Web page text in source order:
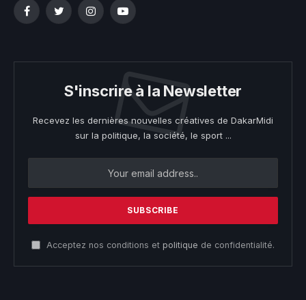
FacebookTwitterInstagramYouTube
S'inscrire à la Newsletter
Recevez les dernières nouvelles créatives de DakarMidi
sur la politique, la société, le sport ...
Acceptez nos conditions et politique de confidentialité.